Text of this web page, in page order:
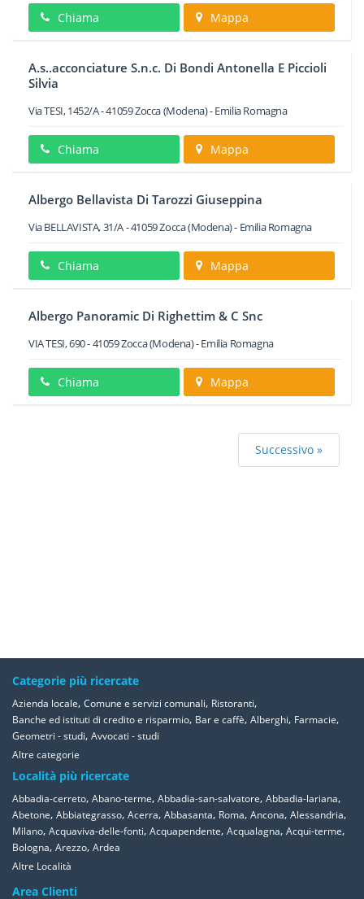
Chiama Mappa
A.s..acconciature S.n.c. Di Bondi Antonella E Piccioli
Silvia
Via TESI, 1452/A-41059Zocca(Modena) -Emilia Romagna
Chiama Mappa
Albergo Bellavista Di Tarozzi Giuseppina
Via BELLAVISTA, 31/A-41059Zocca(Modena) - Emilia Romagna
Chiama Mappa
Albergo Panoramic Di Righettim & C Snc
VIA TESI, 690-41059Zocca(Modena) -Emilia Romagna
Chiama Mappa
Successivo »
Categorie più ricercate
Azienda locale, Comune e servizi comunali, Ristoranti,
Banche ed istituti di credito e risparmio, Bar e caffè, Alberghi, Farmacie,
Geometri - studi, Avvocati - studi
Altre categorie
Località più ricercate
Abbadia-cerreto, Abano-terme, Abbadia-san-salvatore, Abbadia-lariana,
Abetone, Abbiategrasso, Acerra, Abbasanta, Roma, Ancona, Alessandria,
Milano, Acquaviva-delle-fonti, Acquapendente, Acqualagna, Acqui-terme,
Bologna, Arezzo, Ardea
Altre Località
Area Clienti